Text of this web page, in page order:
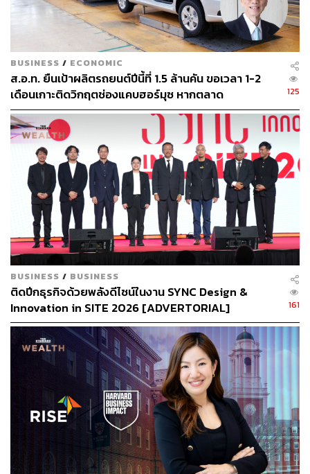
ABOUT THE AUTHOR
THE STANDARD WEALTH
สำนักข่าวเศรษฐกิจ ธุรกิจ และการลงทุน โดย
ทีมข่าว THE STANDARD
BUSINESS / ECONOMIC
ส.อ.ท. ยืนเป้าผลิตรถยนต์ปีนี้ที่ 1.5 ล้านคัน ขอเวลา 1-2
เดือนเกาะติดวิกฤตช่องแคบฮอร์มุซ หากตลาด
ตะวันออกกลางทรุดอาจฉุดยอดผลิตต่ำเป้า หลังยอดส่ง
ออก 5 เดือนแรกหดตัวชัด
125
BUSINESS / BUSINESS
ติดปีกธุรกิจด้วยพลังดีไซน์ในงาน SYNC Design &
Innovation in SITE 2026 [ADVERTORIAL]
161